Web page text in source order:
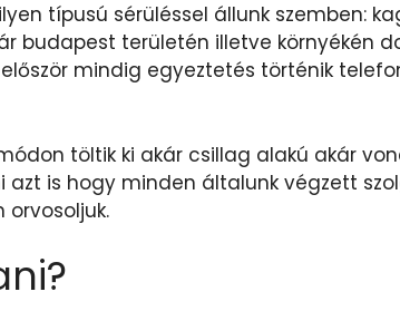
típusú sérüléssel állunk szemben:
budapest területén illetve környékén
mindig egyeztetés történik
töltik ki akár csillag alakú akár
is hogy minden általunk végzett